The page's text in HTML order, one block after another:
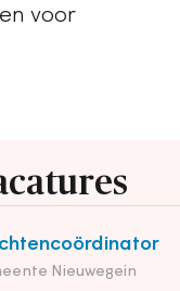
voor
Nieuwegein